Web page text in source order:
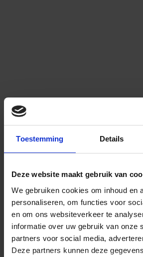
Toestemming Details
Deze website maakt gebruik van
We gebruiken cookies om inhoud en
personaliseren, om functies voor
en om ons websiteverkeer te
informatie over uw gebruik van onze
partners voor social media,
Deze partners kunnen deze